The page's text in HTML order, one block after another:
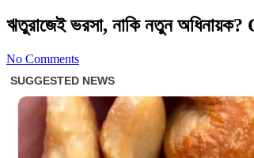
ঋতুরাজেই ভরসা, নাকি নতুন
No Comments